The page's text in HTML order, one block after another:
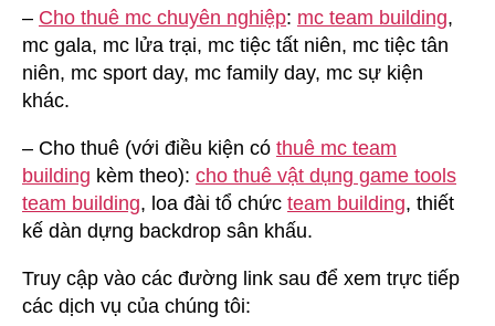
– Cho thuê mc chuyên nghiệp: mc team building,
mc gala, mc lửa trại, mc tiệc tất niên, mc tiệc tân
niên, mc sport day, mc family day, mc sự kiện
khác.
– Cho thuê (với điều kiện có thuê mc team
building kèm theo): cho thuê vật dụng game tools
team building, loa đài tổ chức team building, thiết
kế dàn dựng backdrop sân khấu.
Truy cập vào các đường link sau để xem trực tiếp
các dịch vụ của chúng tôi: